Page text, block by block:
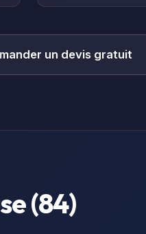
un devis gratuit
(84)